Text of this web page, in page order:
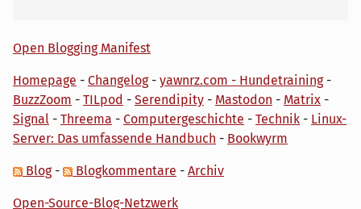
Open Blogging Manifest
Homepage - Changelog- yawnrz.com - Hundetraining-
BuzzZoom - TILpod - Serendipity - Mastodon - Matrix -
Signal - Threema - Computergeschichte - Technik - Linux-
Server: Das umfassende Handbuch - Bookwyrm
Blog- Blogkommentare - Archiv
Open-Source-Blog-Netzwerk